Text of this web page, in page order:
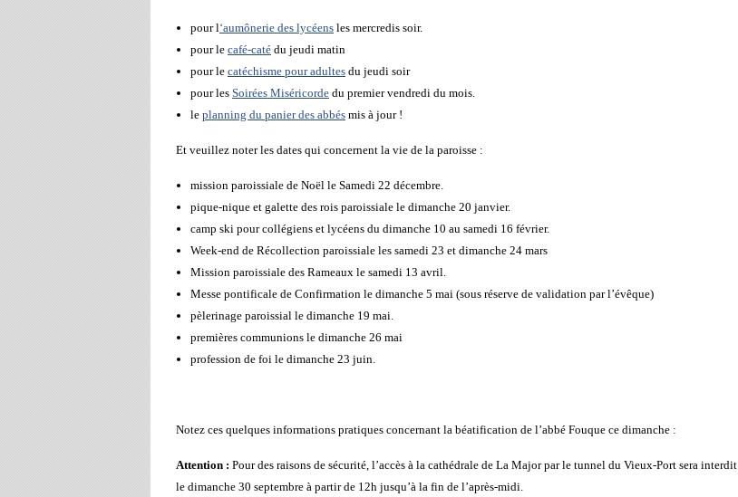
pour l‘aumônerie des lycéens les mercredis soir.
pour le café-caté du jeudi matin
pour le catéchisme pour adultes du jeudi soir
pour les Soirées Miséricorde du premier vendredi du mois.
le planning du panier des abbés mis à jour !
Et veuillez noter les dates qui concernent la vie de la paroisse :
mission paroissiale de Noël le Samedi 22 décembre.
pique-nique et galette des rois paroissiale le dimanche 20 janvier.
camp ski pour collégiens et lycéens du dimanche 10 au samedi 16 février.
Week-end de Récollection paroissiale les samedi 23 et dimanche 24 mars
Mission paroissiale des Rameaux le samedi 13 avril.
Messe pontificale de Confirmation le dimanche 5 mai (sous réserve de validation par l’évêque)
pèlerinage paroissial le dimanche 19 mai.
premières communions le dimanche 26 mai
profession de foi le dimanche 23 juin.
Notez ces quelques informations pratiques concernant la béatification de l’abbé Fouque ce dimanche :
Attention : Pour des raisons de sécurité, l’accès à la cathédrale de La Major par le tunnel du Vieux-Port sera interdit
le dimanche 30 septembre à partir de 12h jusqu’à la fin de l’après-midi.